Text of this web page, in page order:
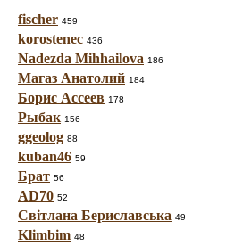
fischer 459
korostenec 436
Nadezda Mihhailova 186
Магаз Анатолий 184
Борис Ассеев 178
Рыбак 156
ggeolog 88
kuban46 59
Брат 56
AD70 52
Світлана Бериславська 49
Klimbim 48